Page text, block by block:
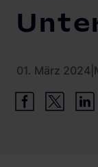
01. März 2024